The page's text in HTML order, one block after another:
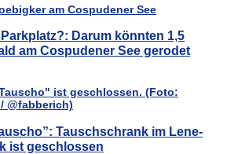
Darum könnten 1,5
am Cospudener See gerodet
Tauschschrank im Lene-
ist geschlossen